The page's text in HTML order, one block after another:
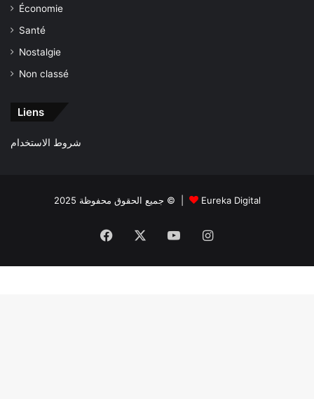
Économie
Santé
Nostalgie
Non classé
Liens
شروط الاستخدام
جميع الحقوق محفوظة 2025 © | Eureka Digital
Facebook YouTubeInstagram